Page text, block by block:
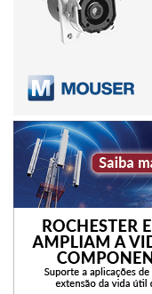
que poderá
atividades policiais;